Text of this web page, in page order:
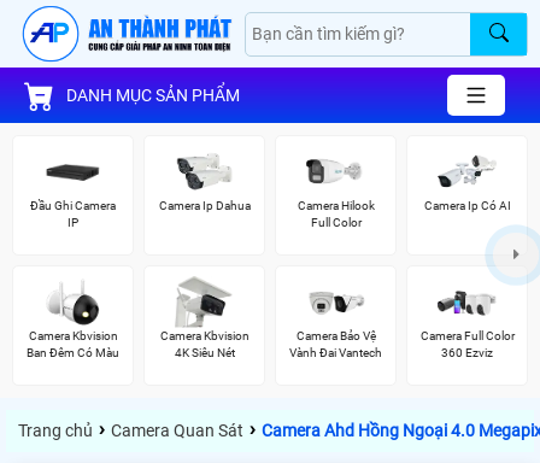
DANH MỤC SẢN PHẨM
Đầu Ghi Camera
IP
Camera Ip Dahua
Camera Hilook
Full Color
Camera Ip Có AI
Camera Kbvision
Ban Đêm Có Màu
Camera Kbvision
4K Siêu Nét
Camera Bảo Vệ
Vành Đai Vantech
Camera Full Color
360 Ezviz
Trang chủ › Camera Quan Sát › Camera Ahd Hồng Ngoại 4.0